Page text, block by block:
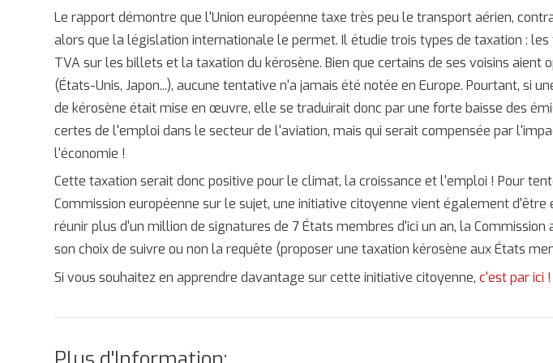
Le rapport démontre que l'Union européenne taxe très peu le transport aérien,
alors que la législation internationale le permet. Il étudie trois types de taxation :
TVA sur les billets et la taxation du kérosène. Bien que certains de ses voisins aient
(États-Unis, Japon...), aucune tentative n'a jamais été notée en Europe. Pourtant, si
de kérosène était mise en œuvre, elle se traduirait donc par une forte baisse des
certes de l'emploi dans le secteur de l'aviation, mais qui serait compensée par
l'économie !
Cette taxation serait donc positive pour le climat, la croissance et l'emploi ! Pour
Commission européenne sur le sujet, une initiative citoyenne vient également d'être
réunir plus d'un million de signatures de 7 États membres d'ici un an, la
son choix de suivre ou non la requête (proposer une taxation kérosène aux États
Si vous souhaitez en apprendre davantage sur cette initiative citoyenne,c'est par ici !